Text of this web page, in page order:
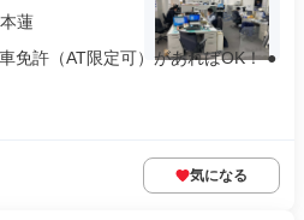
蓮
免許（AT限定可）があればOK！ ●
気になる